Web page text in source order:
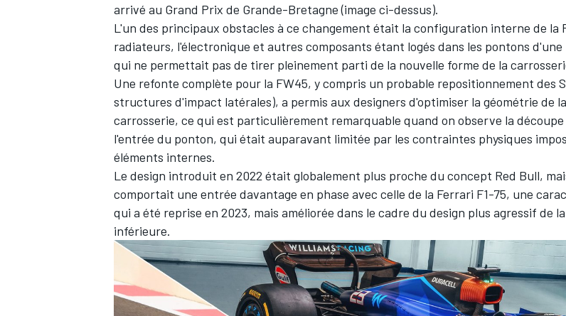
AUTRES CHAMPIONNATS
arrivé au Grand Prix de Grande-Bretagne (image ci-dessus).
L'un des principaux obstacles à ce changement était la configuration interne de la
radiateurs, l'électronique et autres composants étant logés dans les pontons d'une
qui ne permettait pas de tirer pleinement parti de la nouvelle forme de la
Une refonte complète pour la FW45, y compris un probable repositionnement des
structures d'impact latérales), a permis aux designers d'optimiser la géométrie de la
carrosserie, ce qui est particulièrement remarquable quand on observe la découpe
l'entrée du ponton, qui était auparavant limitée par les contraintes physiques
éléments internes.
Le design introduit en 2022 était globalement plus proche du concept Red Bull,
comportait une entrée davantage en phase avec celle de la Ferrari F1-75, une
qui a été reprise en 2023, mais améliorée dans le cadre du design plus agressif de
inférieure.